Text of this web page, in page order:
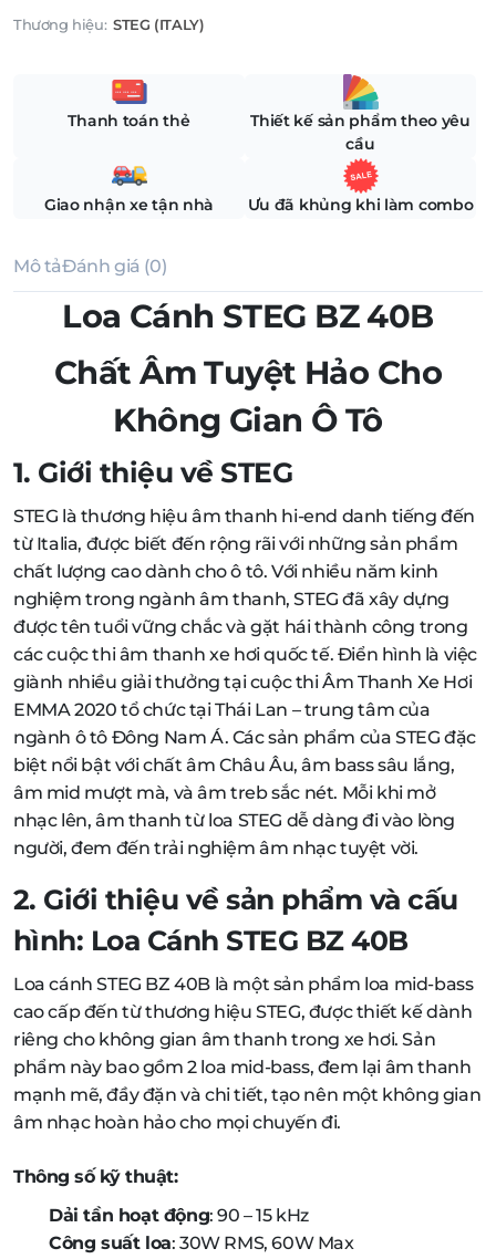
Thương hiệu: STEG (ITALY)
Thanh toán thẻ
Thiết kế sản phẩm theo yêu
cầu
Giao nhận xe tận nhà Ưu đã khủng khi làm combo
Mô tảĐánh giá (0)
Loa Cánh STEG BZ 40B
Chất Âm Tuyệt Hảo Cho
Không Gian Ô Tô
1. Giới thiệu về STEG
STEG là thương hiệu âm thanh hi-end danh tiếng đến
từ Italia, được biết đến rộng rãi với những sản phẩm
chất lượng cao dành cho ô tô. Với nhiều năm kinh
nghiệm trong ngành âm thanh, STEG đã xây dựng
được tên tuổi vững chắc và gặt hái thành công trong
các cuộc thi âm thanh xe hơi quốc tế. Điển hình là việc
giành nhiều giải thưởng tại cuộc thi Âm Thanh Xe Hơi
EMMA 2020 tổ chức tại Thái Lan – trung tâm của
ngành ô tô Đông Nam Á. Các sản phẩm của STEG đặc
biệt nổi bật với chất âm Châu Âu, âm bass sâu lắng,
âm mid mượt mà, và âm treb sắc nét. Mỗi khi mở
nhạc lên, âm thanh từ loa STEG dễ dàng đi vào lòng
người, đem đến trải nghiệm âm nhạc tuyệt vời.
2. Giới thiệu về sản phẩm và cấu
hình: Loa Cánh STEG BZ 40B
Loa cánh STEG BZ 40B là một sản phẩm loa mid-bass
cao cấp đến từ thương hiệu STEG, được thiết kế dành
riêng cho không gian âm thanh trong xe hơi. Sản
phẩm này bao gồm 2 loa mid-bass, đem lại âm thanh
mạnh mẽ, đầy đặn và chi tiết, tạo nên một không gian
âm nhạc hoàn hảo cho mọi chuyến đi.
Thông số kỹ thuật:
Dải tần hoạt động: 90 – 15 kHz
Công suất loa: 30W RMS, 60W Max